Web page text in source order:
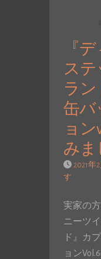
『
ステ
ラン
缶バ
ョン
みま
2021年
す
実家の
ニーツ
ド』カ
ョン